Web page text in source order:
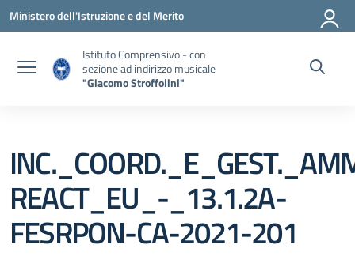
Vai ai contenuti
Vai al menu di navigazione
Vai al footer
Ministero dell'Istruzione e del Merito
Istituto Comprensivo - con
sezione ad indirizzo musicale
"Giacomo Stroffolini"
REACT_EU_-_13.1.2A-
FESRPON-CA-2021-201